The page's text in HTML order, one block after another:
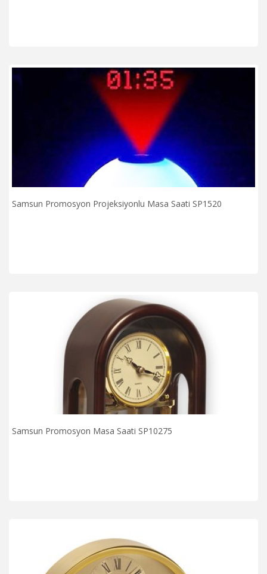
Samsun Promosyon Projeksiyonlu Masa Saati SP1520
Samsun Promosyon Masa Saati SP10275